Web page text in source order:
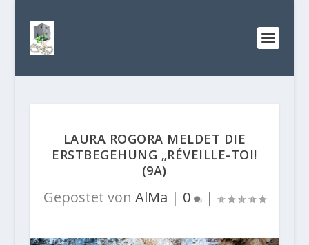
LAURA ROGORA MELDET DIE
ERSTBEGEHUNG „RÉVEILLE-TOI!
(9A)
Gepostet von AlMa | 0 |